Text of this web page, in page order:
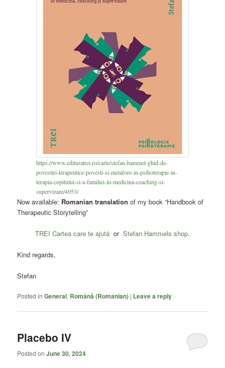
https://www.edituratrei.ro/carte/stefan-hammel-ghid-de-
povestiri-terapeutice-povesti-si-metafore-in-psihoterapie-in-
terapia-copilului-si-a-familiei-in-medicina-coaching-si-
supervizare/4053/
Now available: Romanian translation of my book “Handbook of
Therapeutic Storytelling”
TREI Cartea care te ajutá or Stefan Hammels shop.
Kind regards,
Stefan
Posted in General, Română (Romanian) | Leave a reply
Placebo IV
Posted onJune 30, 2024